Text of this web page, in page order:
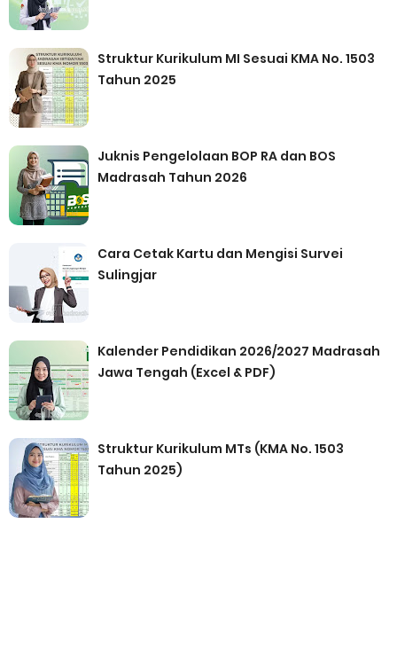
Struktur Kurikulum MI Sesuai KMA No. 1503
Tahun 2025
Juknis Pengelolaan BOP RA dan BOS
Madrasah Tahun 2026
Cara Cetak Kartu dan Mengisi Survei
Sulingjar
Kalender Pendidikan 2026/2027 Madrasah
Jawa Tengah (Excel & PDF)
Struktur Kurikulum MTs (KMA No. 1503
Tahun 2025)